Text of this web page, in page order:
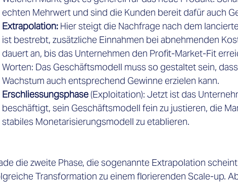
echten Mehrwert und sind die Kunden bereit dafür auch
Extrapolation: Hier steigt die Nachfrage nach dem
ist bestrebt, zusätzliche Einnahmen bei abnehmenden
dauert an, bis das Unternehmen den Profit-Market-Fit
Worten: Das Geschäftsmodell muss so gestaltet sein,
Wachstum auch entsprechend Gewinne erzielen kann.
Erschliessungsphase (Exploitation): Jetzt ist das
beschäftigt, sein Geschäftsmodell fein zu justieren, die
stabiles Monetarisierungsmodell zu etablieren.
die zweite Phase, die sogenannte Extrapolation
Transformation zu einem florierenden Scale-up.